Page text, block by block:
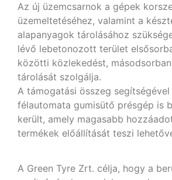
Az új üzemcsarnok a gépek
üzemeltetéséhez, valamint a
alapanyagok tárolásához
lévő lebetonozott terület
közötti közlekedést,
tárolását szolgálja.
A támogatási összeg
félautomata gumisütő présgép is
került, amely magasabb
termékek előállítását teszi
A Green Tyre Zrt. célja, hogy a